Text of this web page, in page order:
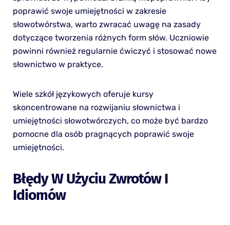
poprawić swoje umiejętności w zakresie
słowotwórstwa, warto zwracać uwagę na zasady
dotyczące tworzenia różnych form słów. Uczniowie
powinni również regularnie ćwiczyć i stosować nowe
słownictwo w praktyce.
Wiele szkół językowych oferuje kursy
skoncentrowane na rozwijaniu słownictwa i
umiejętności słowotwórczych, co może być bardzo
pomocne dla osób pragnących poprawić swoje
umiejętności.
Błędy W Użyciu Zwrotów I
Idiomów